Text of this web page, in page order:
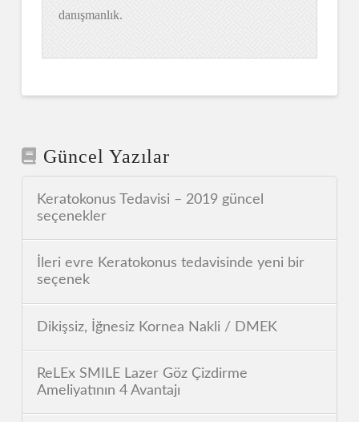
danışmanlık.
Güncel Yazılar
Keratokonus Tedavisi – 2019 güncel
seçenekler
İleri evre Keratokonus tedavisinde yeni bir
seçenek
Dikişsiz, İğnesiz Kornea Nakli / DMEK
ReLEx SMILE Lazer Göz Çizdirme
Ameliyatının 4 Avantajı